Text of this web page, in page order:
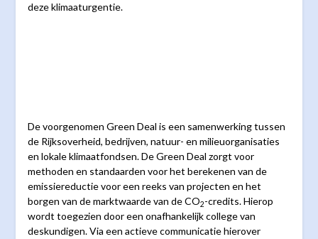
deze klimaaturgentie.
De voorgenomen Green Deal is een samenwerking tussen
de Rijksoverheid, bedrijven, natuur- en milieuorganisaties
en lokale klimaatfondsen. De Green Deal zorgt voor
methoden en standaarden voor het berekenen van de
emissiereductie voor een reeks van projecten en het
borgen van de marktwaarde van de CO2-credits. Hierop
wordt toegezien door een onafhankelijk college van
deskundigen. Via een actieve communicatie hierover